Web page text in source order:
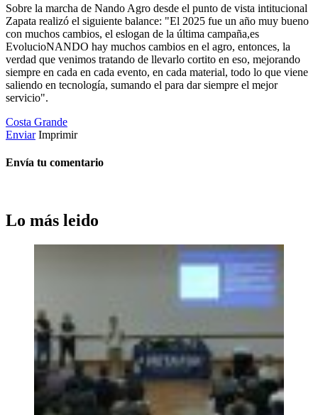
Sobre la marcha de Nando Agro desde el punto de vista intitucional
Zapata realizó el siguiente balance: "El 2025 fue un año muy bueno
con muchos cambios, el eslogan de la última campaña,es
EvolucioNANDO hay muchos cambios en el agro, entonces, la
verdad que venimos tratando de llevarlo cortito en eso, mejorando
siempre en cada en cada evento, en cada material, todo lo que viene
saliendo en tecnología, sumando el para dar siempre el mejor
servicio".
Costa Grande
Enviar Imprimir
Envía tu comentario
Lo más leido